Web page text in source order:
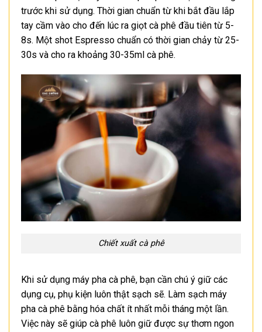
trước khi sử dụng. Thời gian chuẩn từ khi bắt đầu lắp
tay cầm vào cho đến lúc ra giọt cà phê đầu tiên từ 5-
8s. Một shot Espresso chuẩn có thời gian chảy từ 25-
30s và cho ra khoảng 30-35ml cà phê.
Chiết xuất cà phê
Khi sử dụng máy pha cà phê, bạn cần chú ý giữ các
dụng cụ, phụ kiện luôn thật sạch sẽ. Làm sạch máy
pha cà phê bằng hóa chất ít nhất mỗi tháng một lần.
Việc này sẽ giúp cà phê luôn giữ được sự thơm ngon